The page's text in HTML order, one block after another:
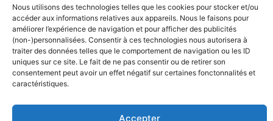
Nous utilisons des technologies telles que les cookies pour stocker et/ou
accéder aux informations relatives aux appareils. Nous le faisons pour
améliorer l’expérience de navigation et pour afficher des publicités
(non-)personnalisées. Consentir à ces technologies nous autorisera à
traiter des données telles que le comportement de navigation ou les ID
uniques sur ce site. Le fait de ne pas consentir ou de retirer son
consentement peut avoir un effet négatif sur certaines fonctonnalités et
caractéristiques.
Accepter
Je le situe en milieu ou fin de 2ème tour.
ÉtiquetéDraftNCAAScoutingSMUWR
All Texts Rights Reserved © 2023
Tous les textes présents sur ce site sont protégés par les droits
d’auteur. Il est interdit de reproduire, distribuer ou utiliser de